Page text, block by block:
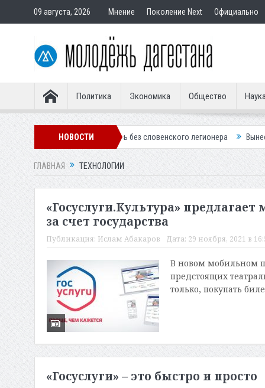
09 августа, 2026 Мнение Поколение Next Официально
Политика Экономика Общество
НОВОСТИ
осталось без словенского легионера Вынесен приговор
ГЛАВНАЯ ТЕХНОЛОГИИ
«Госуслуги.Культура»
за счет государства
Публикация: Ислам Абакаров Дата: 29 ноября, 2021 в
В новом мобильном
предстоящих
только, покупать
«Госуслуги» – это быстро и просто